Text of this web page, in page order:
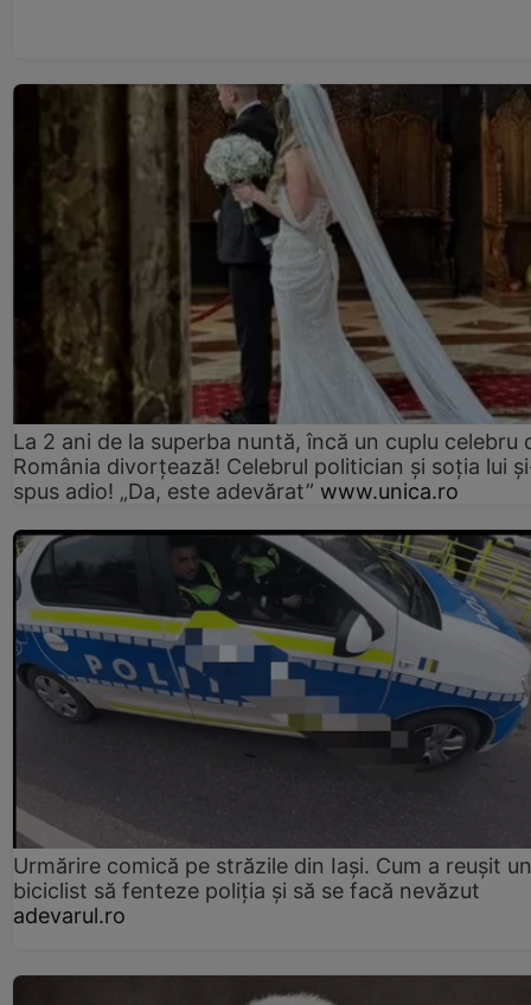
La 2 ani de la superba nuntă, încă un cuplu celebru
România divorțează! Celebrul politician și soția lui
spus adio! „Da, este adevărat” www.unica.ro
Urmărire comică pe străzile din Iași. Cum a reușit un
biciclist să fenteze poliția și să se facă nevăzut
adevarul.ro